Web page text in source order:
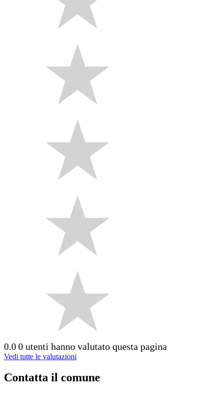
0.00 utenti hanno valutato questa pagina
Vedi tutte le valutazioni
Contatta il comune